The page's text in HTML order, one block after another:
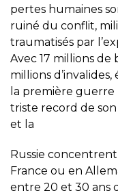
pertes humaines
ruiné du conflit,
traumatisés par
Avec 17 millions de
millions
la première
triste record de son
et la
Russie concentrent
France ou en
entre 20 et 30 ans